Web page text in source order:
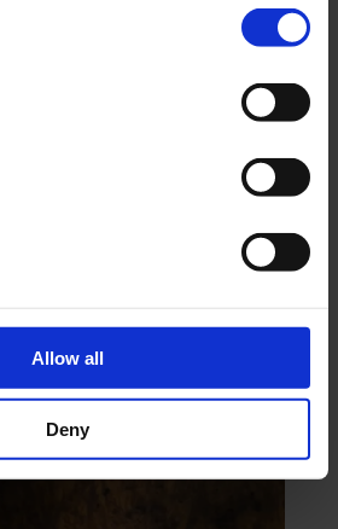
Allow all
Deny
artificiale e campagne